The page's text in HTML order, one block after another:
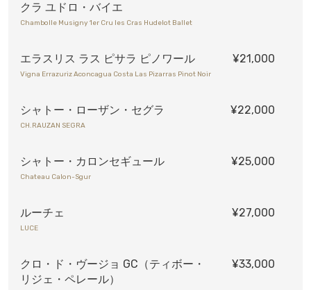
クラ ユドロ・バイエ
Chambolle Musigny 1er Cru les Cras Hudelot Ballet
エラスリス ラス ピサラ ピノワール ¥21,000
Vigna Errazuriz Aconcagua Costa Las Pizarras Pinot Noir
シャトー・ローザン・セグラ ¥22,000
CH.RAUZAN SEGRA
シャトー・カロンセギュール ¥25,000
Chateau Calon-Sgur
ルーチェ ¥27,000
LUCE
クロ・ド・ヴージョ GC（ティボー・
リジェ・ペレール）
¥33,000